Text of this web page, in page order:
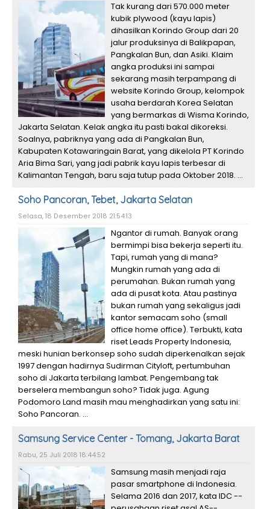
Tak kurang dari 570.000 meter
kubik plywood (kayu lapis)
dihasilkan Korindo Group dari 20
jalur produksinya di Balikpapan,
Pangkalan Bun, dan Asiki. Klaim
angka produksi ini sampai
sekarang masih terpampang di
website Korindo Group, kelompok
usaha berdarah Korea Selatan
yang bermarkas di Wisma Korindo,
Jakarta Selatan. Kelak angka itu pasti bakal dikoreksi.
Soalnya, pabriknya yang ada di Pangkalan Bun,
Kabupaten Kotawaringain Barat, yang dikelola PT Korindo
Aria Bima Sari, yang jadi pabrik kayu lapis terbesar di
Kalimantan Tengah, baru saja tutup pada Oktober 2018. ...
Soho Pancoran, Tebet, Jakarta Selatan
Selasa, 18 Desember 2018 21:54:13
Ngantor di rumah. Banyak orang
bermimpi bisa bekerja seperti itu.
Tapi, rumah yang di mana?
Mungkin rumah yang ada di
perumahan. Bukan rumah yang
ada di pusat kota. Atau pastinya
bukan rumah yang sekaligus jadi
kantor semacam soho (small
office home office). Terbukti, kata
riset Leads Property Indonesia,
meski hunian berkonsep soho sudah diperkenalkan sejak
1997 dengan hadirnya Sudirman Cityloft, pertumbuhan
soho di Jakarta terbilang lambat. Pengembang tak
berselera membangun soho? Tidak juga. Agung
Podomoro Land masih mau menghadirkan yang satu ini:
Soho Pancoran. ...
Samsung Service Center - Tomang, Jakarta Barat
Rabu, 25 Juli 2018 18:44:52
Samsung masih menjadi raja
pasar smartphone di Indonesia.
Selama 2016 dan 2017, kata IDC --